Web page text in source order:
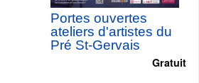
Portes ouvertes
ateliers d'artistes du
Pré St-Gervais
Gratuit